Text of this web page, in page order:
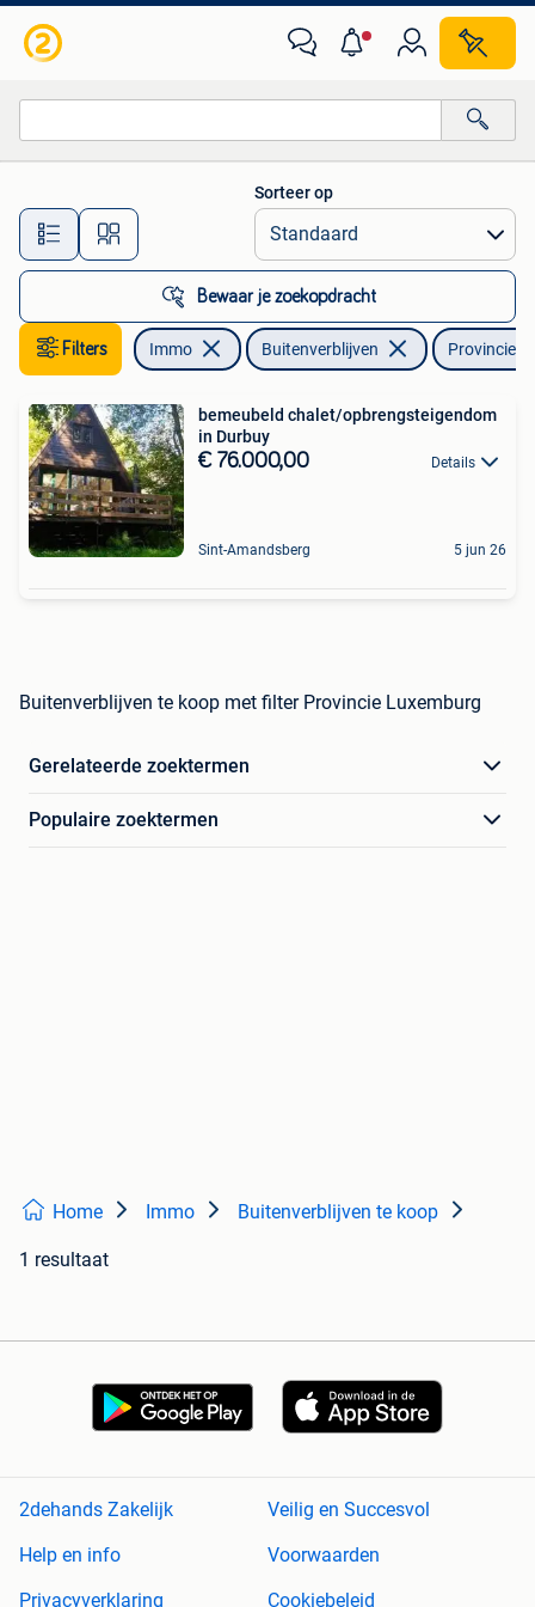
Alle afstanden…
Sorteer op
Bewaar je zoekopdracht
Filters Immo Buitenverblijven Provincie
bemeubeld chalet/opbrengsteigendom
in Durbuy
€ 76.000,00 Details
Sint-Amandsberg 5 jun 26
Buitenverblijven te koop met filter Provincie Luxemburg
Gerelateerde zoektermen
Populaire zoektermen
Home Immo Buitenverblijven te koop
1 resultaat
2dehands Zakelijk
Veilig en Succesvol
Help en info
Voorwaarden
Privacyverklaring
Cookiebeleid